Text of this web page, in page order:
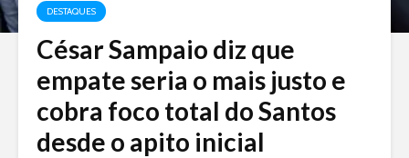
DESTAQUES
César Sampaio diz que
empate seria o mais justo e
cobra foco total do Santos
desde o apito inicial